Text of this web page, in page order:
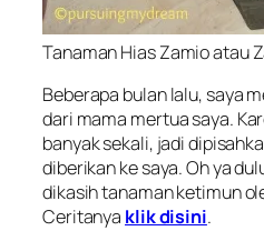
Tanaman Hias Zamio atau
Beberapa bulan lalu, saya
dari mama mertua saya.
banyak sekali, jadi
diberikan ke saya. Oh ya
dikasih tanaman ketimun
Ceritanya klik disini.